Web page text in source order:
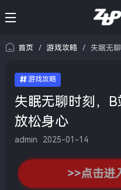
首页 / 游戏攻略 / 失眠无
游戏攻略
失眠无聊时刻，
放松身心
admin 2025-01-14
>>点击进